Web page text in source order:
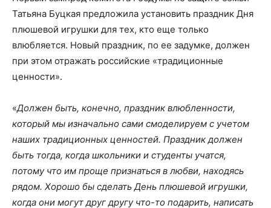
Татьяна Буцкая предложила установить праздник Дня
плюшевой игрушки для тех, кто еще только
влюбляется. Новый праздник, по ее задумке, должен
при этом отражать российские «традиционные
ценности».
«Должен быть, конечно, праздник влюбленности,
который мы изначально сами смоделируем с учетом
наших традиционных ценностей. Праздник должен
быть тогда, когда школьники и студенты учатся,
потому что им проще признаться в любви, находясь
рядом. Хорошо бы сделать День плюшевой игрушки,
когда они могут друг другу что-то подарить, написать